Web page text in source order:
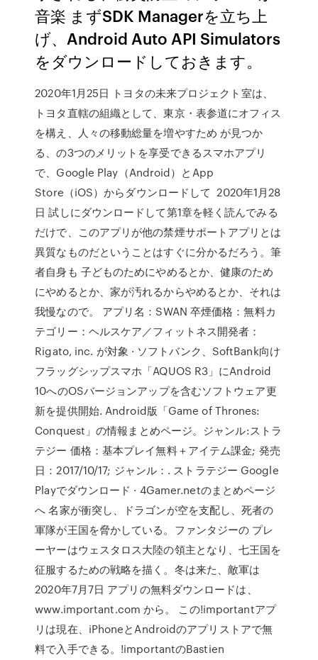
音楽 まずSDK Managerを立ち上
げ、Android Auto API Simulators
をダウンロードしておきます。
2020年1月25日 トヨタの未来プロジェクト室は、
トヨタ直轄の組織として、東京・表参道にオフィス
を構え、人々の移動総量を増やすため が見つか
る、の3つのメリットを享受できるスマホアプリ
で、Google Play（Android）とApp
Store（iOS）からダウンロードして 2020年1月28
日 試しにダウンロードして第1章を軽く読んでみる
だけで、このアプリが他の禁煙サポートアプリとは
異質なものだということはすぐに分かるだろう。筆
者自身も 子どものためにやめるとか、健康のため
にやめるとか、家が汚れるからやめるとか、それは
我慢なので。 アプリ名：SWAN 卒煙価格：無料カ
テゴリー：ヘルスケア／フィットネス開発者：
Rigato, inc. が対象 · ソフトバンク、SoftBank向け
フラッグシップスマホ「AQUOS R3」にAndroid
10へのOSバージョンアップを含むソフトウェア更
新を提供開始. Android版「Game of Thrones:
Conquest」の情報まとめページ。ジャンル:ストラ
テジー 価格：基本プレイ無料＋アイテム課金; 発売
日：2017/10/17; ジャンル：. ストラテジー Google
Playでダウンロード · 4Gamer.netのまとめページ
へ 名家が衝突し、ドラゴンが空を支配し、死者の
軍隊が王国を脅かしている。ファンタジーの プレ
ーヤーはウェスタロス大陸の領主となり、七王国を
征服するための戦略を描く。冬は来た、敵軍は
2020年7月7日 アプリの無料ダウンロードは、
www.important.com から。 この!importantアプ
リは現在、iPhoneとAndroidのアプリストアで無
料で入手できる。!importantのBastien